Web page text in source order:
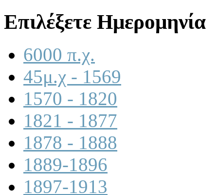
Επιλέξετε Ημερομηνία
6000 π.χ.
45μ.χ - 1569
1570 - 1820
1821 - 1877
1878 - 1888
1889-1896
1897-1913